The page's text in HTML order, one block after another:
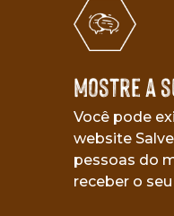
Mostre a
Você pode
website
pessoas do
receber o